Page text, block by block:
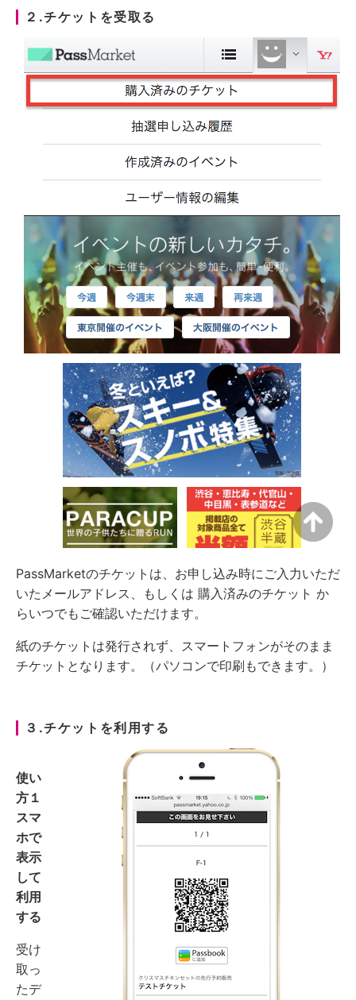
２.チケットを受取る
PassMarketのチケットは、お申し込み時にご入力いただ
いたメールアドレス、もしくは 購入済みのチケット か
らいつでもご確認いただけます。
紙のチケットは発行されず、スマートフォンがそのまま
チケットとなります。（パソコンで印刷もできます。）
３.チケットを利用する
使い
方１
スマ
ホで
表示
して
利用
する
受け
取っ
たデ